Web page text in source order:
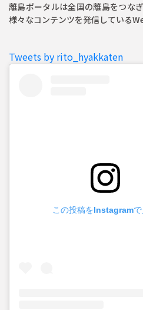
離島ポータルは全国の離島をつな
様々なコンテンツを発信している
Tweets by rito_hyakkaten
この投稿をInstagramで